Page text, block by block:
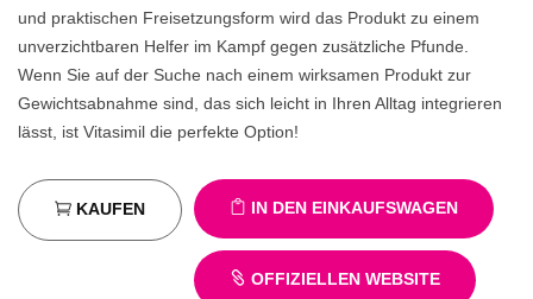
und praktischen Freisetzungsform wird das Produkt zu einem
unverzichtbaren Helfer im Kampf gegen zusätzliche Pfunde.
Wenn Sie auf der Suche nach einem wirksamen Produkt zur
Gewichtsabnahme sind, das sich leicht in Ihren Alltag integrieren
lässt, ist Vitasimil die perfekte Option!
IN DEN EINKAUFSWAGEN
KAUFEN
OFFIZIELLEN WEBSITE